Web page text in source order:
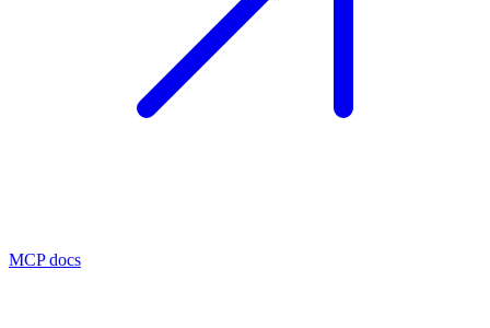
MCP docs